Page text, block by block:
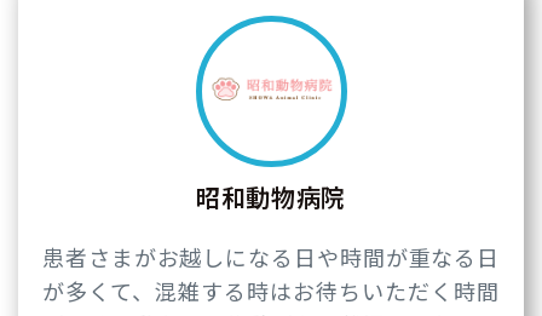
昭和動物病院
患者さまがお越しになる日や時間が重なる日
が多くて、混雑する時はお待ちいただく時間